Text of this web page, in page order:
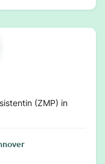
(ZMP) in